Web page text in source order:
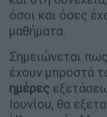
όσοι και όσες
μαθήματα.
Σημειώνεται
έχουν μπροστά
ημέρες
Ιουνίου, θα